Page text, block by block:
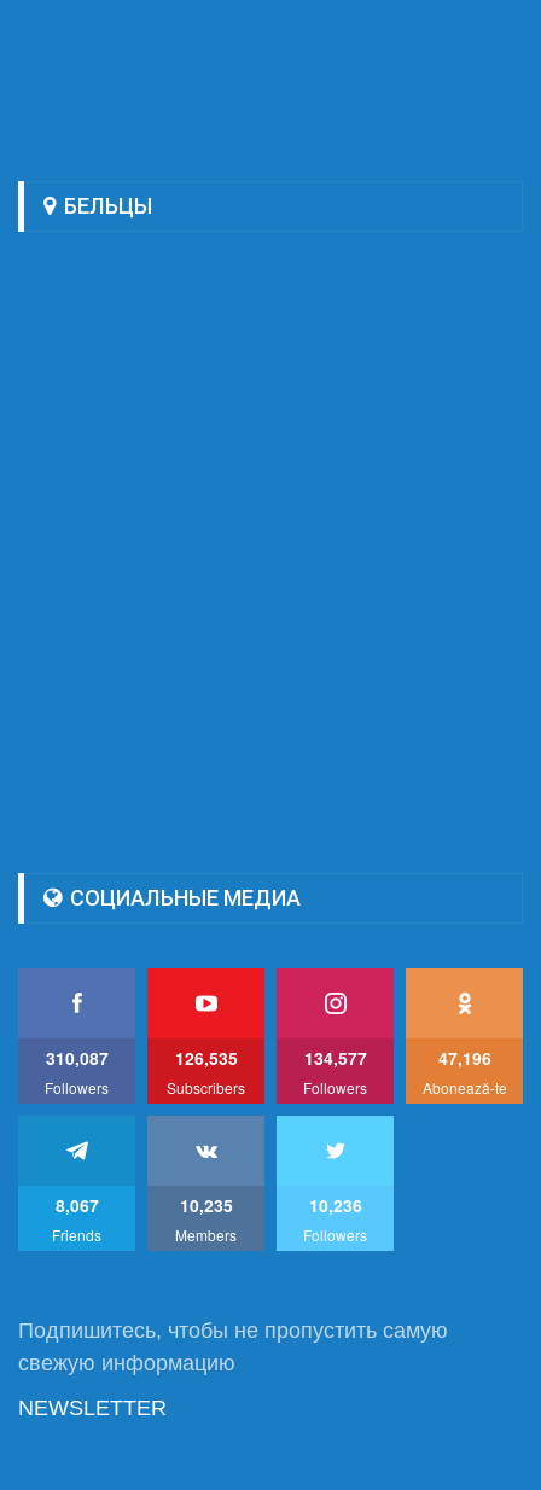
БЕЛЬЦЫ
СОЦИАЛЬНЫЕ МЕДИА
310,087
Followers
126,535
Subscribers
134,577
Followers
47,196
Abonează-te
8,067
Friends
10,235
Members
10,236
Followers
Подпишитесь, чтобы не пропустить самую
свежую информацию
NEWSLETTER